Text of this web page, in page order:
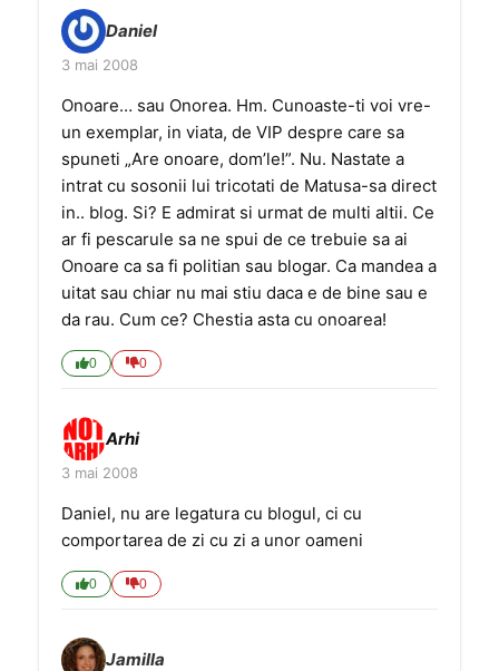
Daniel
3 mai 2008
Onoare… sau Onorea. Hm. Cunoaste-ti voi vre-
un exemplar, in viata, de VIP despre care sa
spuneti „Are onoare, dom’le!”. Nu. Nastate a
intrat cu sosonii lui tricotati de Matusa-sa direct
in.. blog. Si? E admirat si urmat de multi altii. Ce
ar fi pescarule sa ne spui de ce trebuie sa ai
Onoare ca sa fi politian sau blogar. Ca mandea a
uitat sau chiar nu mai stiu daca e de bine sau e
da rau. Cum ce? Chestia asta cu onoarea!
0 0
Arhi
3 mai 2008
Daniel, nu are legatura cu blogul, ci cu
comportarea de zi cu zi a unor oameni
0 0
Jamilla